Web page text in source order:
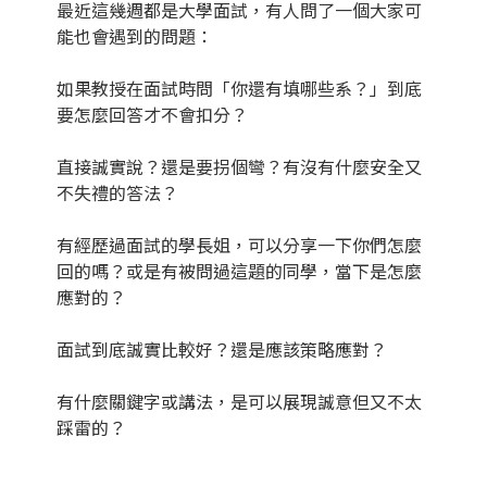
最近這幾週都是大學面試，有人問了一個大家可
能也會遇到的問題：
如果教授在面試時問「你還有填哪些系？」到底
要怎麼回答才不會扣分？
直接誠實說？還是要拐個彎？有沒有什麼安全又
不失禮的答法？
有經歷過面試的學長姐，可以分享一下你們怎麼
回的嗎？或是有被問過這題的同學，當下是怎麼
應對的？
面試到底誠實比較好？還是應該策略應對？
有什麼關鍵字或講法，是可以展現誠意但又不太
踩雷的？